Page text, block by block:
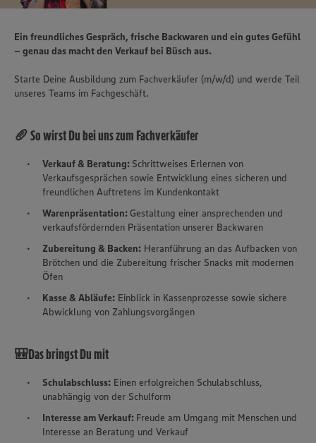
Ein freundliches Gespräch, frische Backwaren und ein gutes Gefühl
– genau das macht den Verkauf bei Büsch aus.
Starte Deine Ausbildung zum Fachverkäufer (m/w/d) und werde Teil
unseres Teams im Fachgeschäft.
🥖 So wirst Du bei uns zum Fachverkäufer
Verkauf & Beratung: Schrittweises Erlernen von
Verkaufsgesprächen sowie Entwicklung eines sicheren und
freundlichen Auftretens im Kundenkontakt
Warenpräsentation:Gestaltung einer ansprechenden und
verkaufsfördernden Präsentation unserer Backwaren
Zubereitung & Backen: Heranführung an das Aufbacken von
Brötchen und die Zubereitung frischer Snacks mit modernen
Öfen
Kasse & Abläufe: Einblick in Kassenprozesse sowie sichere
Abwicklung von Zahlungsvorgängen
🎒Das bringst Du mit
Schulabschluss: Einen erfolgreichen Schulabschluss,
unabhängig von der Schulform
Interesse am Verkauf: Freude am Umgang mit Menschen und
Interesse an Beratung und Verkauf